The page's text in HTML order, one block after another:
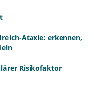
Ataxie: erkennen,
Risikofaktor